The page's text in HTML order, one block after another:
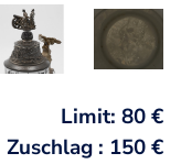
Limit: 80 €
Zuschlag : 150 €